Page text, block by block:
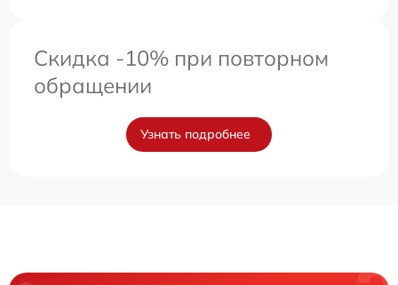
Скидка -10% при повторном
обращении
Узнать подробнее